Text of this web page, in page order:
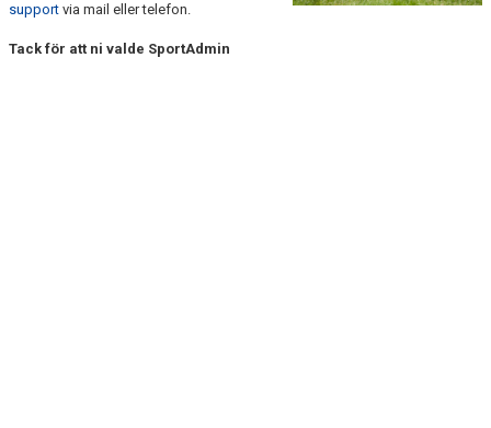
support via mail eller telefon.
Tack för att ni valde SportAdmin